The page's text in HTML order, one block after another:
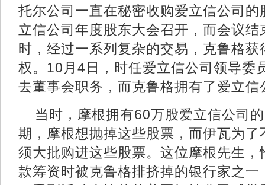
托尔公司一直在秘密收购爱立信公司
立信公司年度股东大会召开，而会议
时，经过一系列复杂的交易，克鲁格
权。10月4日，时任爱立信公司领导委
去董事会职务，而克鲁格拥有了爱立信
当时，摩根拥有60万股爱立信公司
期，摩根想抛掉这些股票，而伊瓦为
须大批购进这些股票。这位摩根先生
款筹资时被克鲁格排挤掉的银行家之